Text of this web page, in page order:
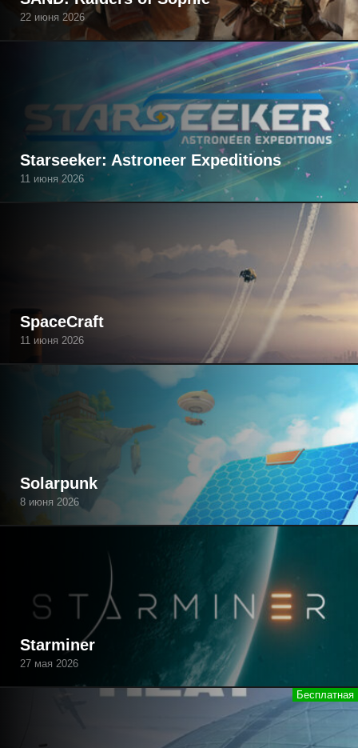
22 июня 2026
Starseeker: Astroneer Expeditions
11 июня 2026
SpaceCraft
11 июня 2026
Solarpunk
8 июня 2026
Starminer
27 мая 2026